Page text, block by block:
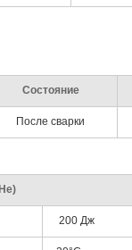
Состояние
После сварки
200 Дж